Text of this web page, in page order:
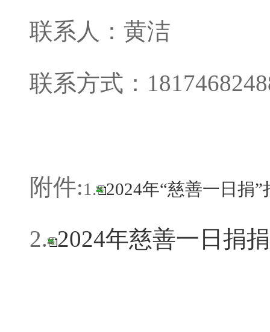
联系人： 黄洁
联系方式：
附件:1. 2024年“慈善一日捐”
2. 2024年慈善一日捐